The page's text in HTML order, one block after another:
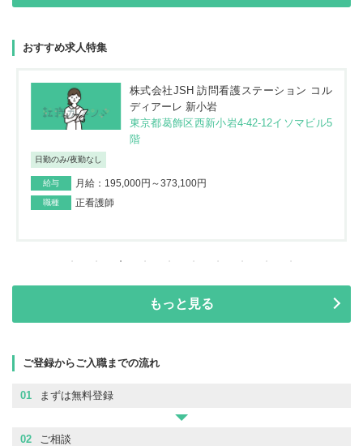
おすすめ求人特集
株式会社JSH 訪問看護ステーション コル
ディアーレ 新小岩
東京都葛飾区西新小岩4-42-12イソマビル5
階
日勤のみ/夜勤なし
給与 月給：195,000円～373,100円
職種 正看護師
もっと見る
ご登録からご入職までの流れ
01 まずは無料登録
02 ご相談